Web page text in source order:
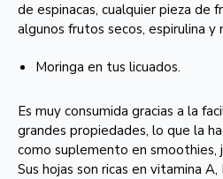
de espinacas, cualquier pieza de
algunos frutos secos, espirulina y
Moringa en tus licuados.
Es muy consumida gracias a la
grandes propiedades, lo que la
como suplemento en smoothies,
Sus hojas son ricas en vitamina